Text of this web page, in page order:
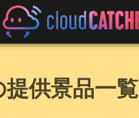
提供景品一覧